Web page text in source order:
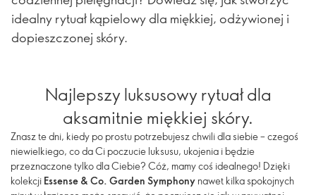
idealny rytuał kąpielowy dla miękkiej, odżywionej i
dopieszczonej skóry.
Najlepszy luksusowy rytuał dla
aksamitnie miękkiej skóry.
Znasz te dni, kiedy po prostu potrzebujesz chwili dla siebie – czegoś
niewielkiego, co da Ci poczucie luksusu, ukojenia i będzie
przeznaczone tylko dla Ciebie? Cóż, mamy coś idealnego! Dzięki
kolekcji Essense & Co. Garden Symphony nawet kilka spokojnych